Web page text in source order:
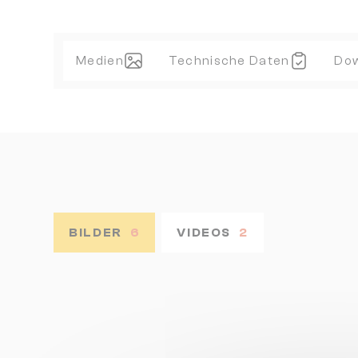
Medien Technische Daten
BILDER 6 VIDEOS 2